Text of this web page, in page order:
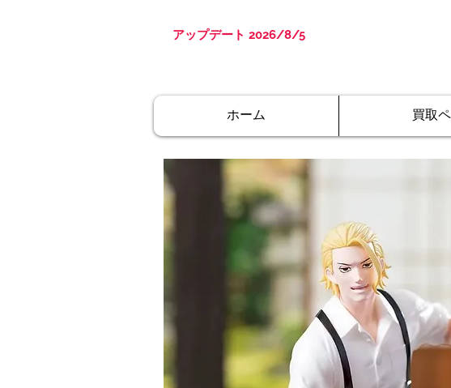
アップデート 2026/8/5
ホーム 買取